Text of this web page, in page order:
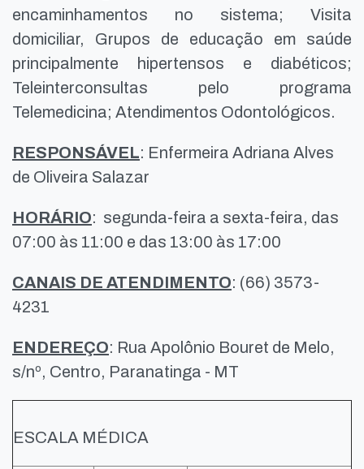
encaminhamentos no sistema; Visita
domiciliar, Grupos de educação em saúde
principalmente hipertensos e diabéticos;
Teleinterconsultas pelo programa
Telemedicina; Atendimentos Odontológicos.
RESPONSÁVEL: Enfermeira Adriana Alves
de Oliveira Salazar
HORÁRIO: segunda-feira a sexta-feira, das
07:00 às 11:00 e das 13:00 às 17:00
CANAIS DE ATENDIMENTO: (66) 3573-
4231
ENDEREÇO: Rua Apolônio Bouret de Melo,
s/nº, Centro, Paranatinga - MT
ESCALA MÉDICA